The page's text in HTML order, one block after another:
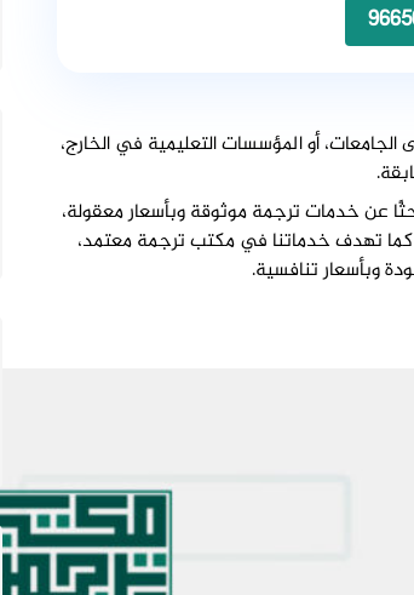
أو المؤسسات التعليمية في الخارج،
عن خدمات ترجمة موثوقة وبأسعار معقولة،
كما تهدف خدماتنا في مكتب ترجمة معتمد،
وبأسعار تنافسية.